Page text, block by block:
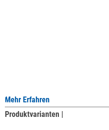
Mehr Erfahren
Produktvarianten |